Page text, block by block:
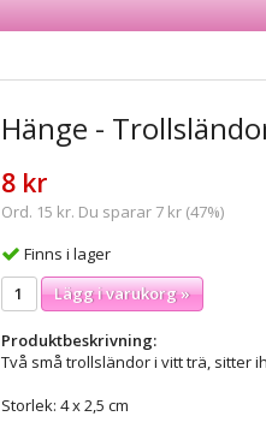
Hänge -
8 kr
Ord. 15 kr. Du sparar 7 kr (47%)
Finns i lager
Lägg i varukorg »
Produktbeskrivning:
Två små trollsländor i vitt trä, sitter
Storlek: 4 x 2,5 cm